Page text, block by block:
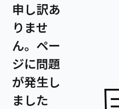
申し訳あ
りませ
ん。ペー
ジに問題
が発生し
ました